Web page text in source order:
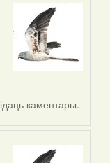
каментары.